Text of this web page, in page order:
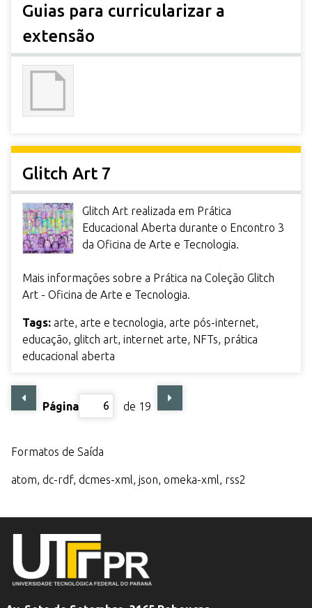
Guias para curricularizar a
extensão
Glitch Art 7
Glitch Art realizada em Prática
Educacional Aberta durante o Encontro 3
da Oficina de Arte e Tecnologia.
Mais informações sobre a Prática na Coleção Glitch
Art - Oficina de Arte e Tecnologia.
Tags: arte arte e tecnologia arte pós-internet
educação glitch art internet arte NFTs prática
educacional aberta
Página de 19
Formatos de Saída
atom dc-rdf, dcmes-xml json omeka-xml rss2